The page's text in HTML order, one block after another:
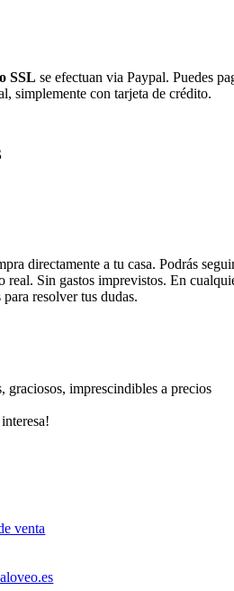
SSL se efectuan via Paypal. Puedes
simplemente con tarjeta de crédito.
directamente a tu casa. Podrás
real. Sin gastos imprevistos. En
para resolver tus dudas.
graciosos, imprescindibles a precios
venta